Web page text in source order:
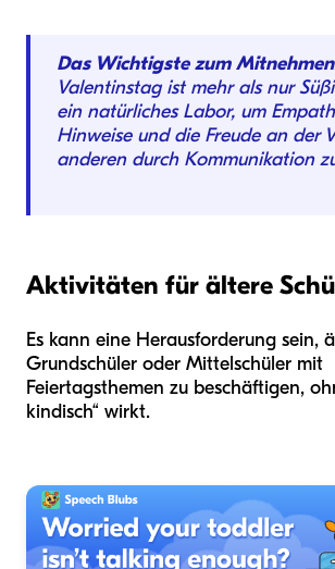
Das Wichtigste zum
Valentinstag ist mehr als nur
ein natürliches Labor, um
Hinweise und die Freude an der
anderen durch Kommunikation
Aktivitäten für ältere
Es kann eine Herausforderung sein,
Grundschüler oder Mittelschüler mit
Feiertagsthemen zu beschäftigen,
kindisch“ wirkt.